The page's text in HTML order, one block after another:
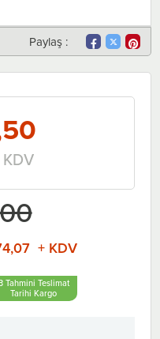
Paylaş :
+ KDV
Tahmini Teslimat
Tarihi